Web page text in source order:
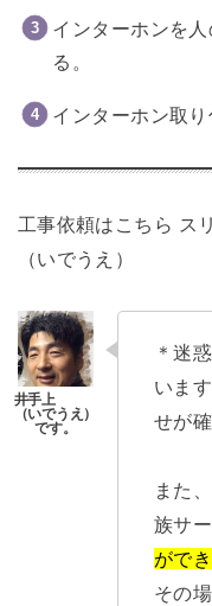
インターホンを
る。
インターホン取
工事依頼はこちら ス
（いでうえ）
＊迷
いま
せが
また
族サ
がで
その